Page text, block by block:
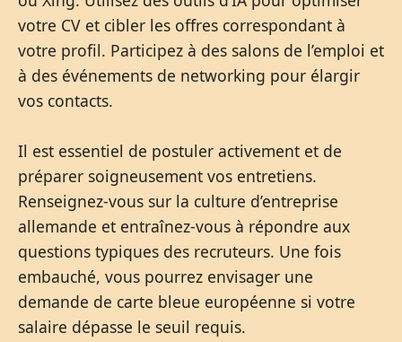
votre CV et cibler les offres correspondant à
votre profil. Participez à des salons de l’emploi et
à des événements de networking pour élargir
vos contacts.
Il est essentiel de postuler activement et de
préparer soigneusement vos entretiens.
Renseignez-vous sur la culture d’entreprise
allemande et entraînez-vous à répondre aux
questions typiques des recruteurs. Une fois
embauché, vous pourrez envisager une
demande de carte bleue européenne si votre
salaire dépasse le seuil requis.